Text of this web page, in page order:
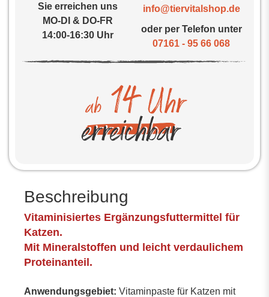
Sie erreichen uns
MO-DI & DO-FR
14:00-16:30 Uhr
info@tiervitalshop.de
oder per Telefon unter
07161 - 95 66 068
Beschreibung
Vitaminisiertes Ergänzungsfuttermittel für
Katzen.
Mit Mineralstoffen und leicht verdaulichem
Proteinanteil.
Anwendungsgebiet: Vitaminpaste für Katzen mit